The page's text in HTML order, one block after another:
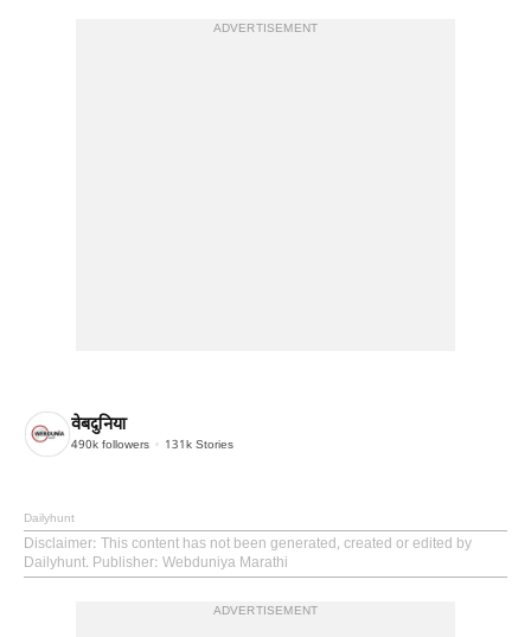
ADVERTISEMENT
वेबदुनिया
490k followers 131k Stories
Dailyhunt
Disclaimer: This content has not been generated, created or edited by
Dailyhunt. Publisher: Webduniya Marathi
ADVERTISEMENT